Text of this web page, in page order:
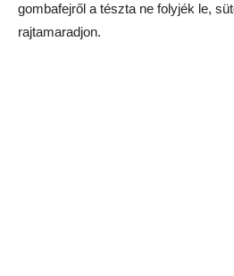
gombafejről a tészta ne folyjék le,
rajtamaradjon.